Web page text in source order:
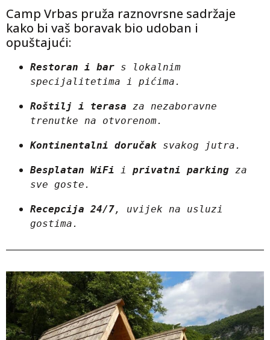
Camp Vrbas pruža raznovrsne sadržaje
kako bi vaš boravak bio udoban i
opuštajući:
Restoran i bar s lokalnim
specijalitetima i pićima.
Roštilj i terasa za nezaboravne
trenutke na otvorenom.
Kontinentalni doručak svakog jutra.
Besplatan WiFi i privatni parking za
sve goste.
Recepcija 24/7, uvijek na usluzi
gostima.